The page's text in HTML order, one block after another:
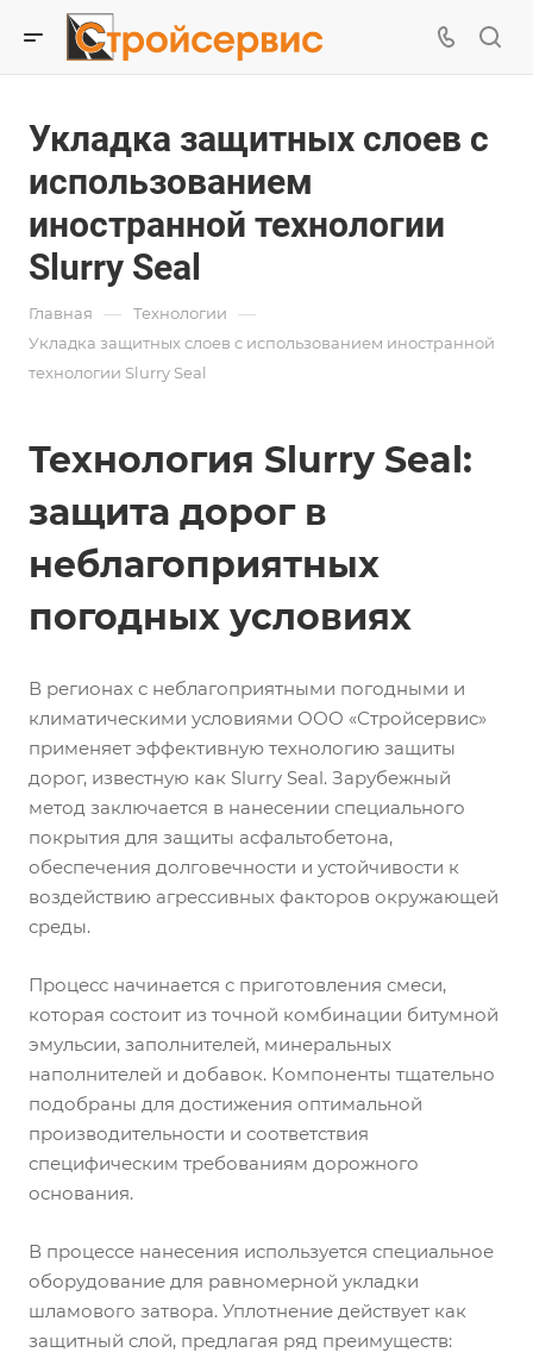
Укладка защитных слоев с
использованием
иностранной технологии
Slurry Seal
Главная — Технологии —
Укладка защитных слоев с использованием иностранной
технологии Slurry Seal
Технология Slurry Seal:
защита дорог в
неблагоприятных
погодных условиях
В регионах с неблагоприятными погодными и
климатическими условиями ООО «Стройсервис»
применяет эффективную технологию защиты
дорог, известную как Slurry Seal. Зарубежный
метод заключается в нанесении специального
покрытия для защиты асфальтобетона,
обеспечения долговечности и устойчивости к
воздействию агрессивных факторов окружающей
среды.
Процесс начинается с приготовления смеси,
которая состоит из точной комбинации битумной
эмульсии, заполнителей, минеральных
наполнителей и добавок. Компоненты тщательно
подобраны для достижения оптимальной
производительности и соответствия
специфическим требованиям дорожного
основания.
В процессе нанесения используется специальное
оборудование для равномерной укладки
шламового затвора. Уплотнение действует как
защитный слой, предлагая ряд преимуществ: